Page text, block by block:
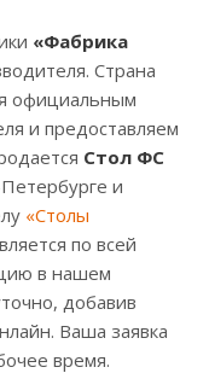
«Фабрика
Страна
официальным
и предоставляем
Стол ФС
и
«Столы
по всей
в нашем
добавив
Ваша заявка
время.